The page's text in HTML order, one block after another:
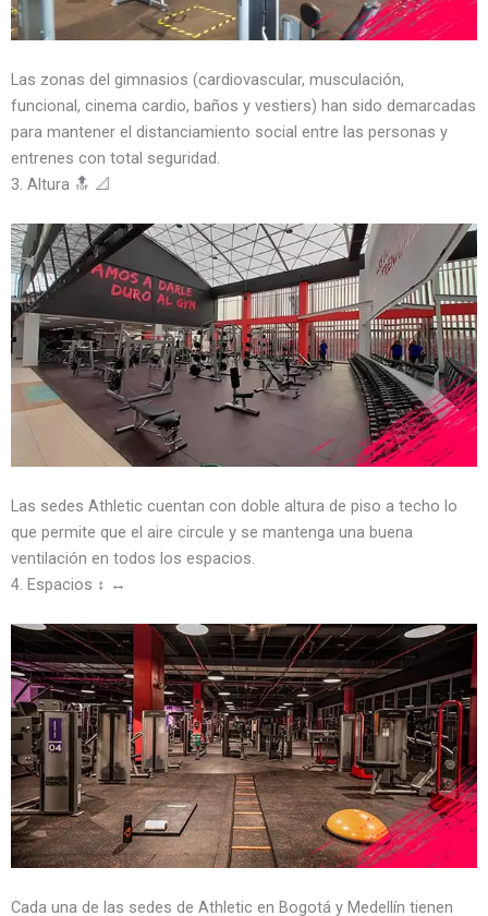
Las zonas del gimnasios (cardiovascular, musculación,
funcional, cinema cardio, baños y vestiers) han sido demarcadas
para mantener el distanciamiento social entre las personas y
entrenes con total seguridad.
3. Altura 🔝 📐
Las sedes Athletic cuentan con doble altura de piso a techo lo
que permite que el aire circule y se mantenga una buena
ventilación en todos los espacios.
4. Espacios ↕️ ↔️
Cada una de las sedes de Athletic en Bogotá y Medellín tienen